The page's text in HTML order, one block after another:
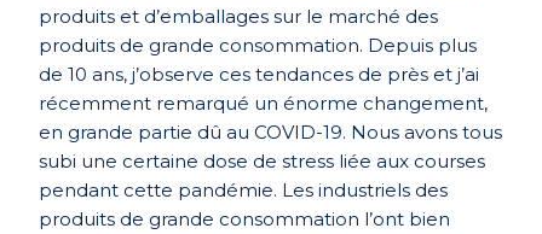
produits et d’emballages sur le marché des
produits de grande consommation. Depuis plus
de 10 ans, j’observe ces tendances de près et j’ai
récemment remarqué un énorme changement,
en grande partie dû au COVID-19. Nous avons tous
subi une certaine dose de stress liée aux courses
pendant cette pandémie. Les industriels des
produits de grande consommation l’ont bien